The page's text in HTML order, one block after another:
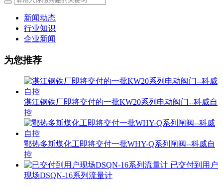
新闻动态
行业知识
企业新闻
为您推荐
湛江钢铁厂即将交付的一批KW20系列电动阀门--科威自
控
鄂热多斯煤化工即将交付一批WHY-Q系列闸阀--科威自
控
已交付到用户
现场DSQN-16系列流量计